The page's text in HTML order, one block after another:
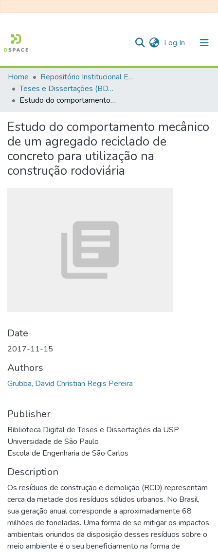
Log In (current)
Communities & Collections
All of DSpace
Statistics
Home
Repositório Institucional EESC
Teses e Dissertações (BDTD USP)
Estudo do comportamento mecânico de um agregado reciclado de concreto para utilização na construção rodoviária
Estudo do comportamento mecânico
de um agregado reciclado de
concreto para utilização na
construção rodoviária
Date
2017-11-15
Authors
Grubba, David Christian Regis Pereira
Publisher
Biblioteca Digital de Teses e Dissertações da USP
Universidade de São Paulo
Escola de Engenharia de São Carlos
Description
Os resíduos de construção e demolição (RCD) representam
cerca da metade dos resíduos sólidos urbanos. No Brasil,
sua geração anual corresponde a aproximadamente 68
milhões de toneladas. Uma forma de se mitigar os impactos
ambientais oriundos da disposição desses resíduos sobre o
meio ambiente é o seu beneficiamento na forma de